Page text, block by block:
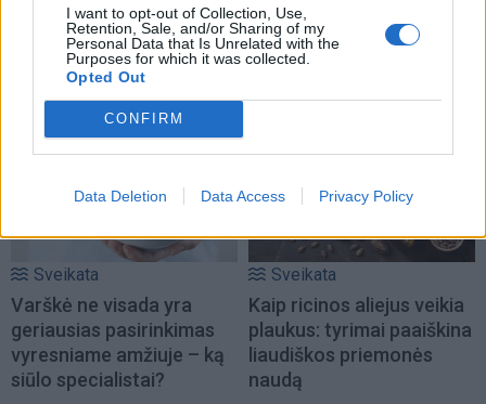
I want to opt-out of Collection, Use,
Retention, Sale, and/or Sharing of my
Personal Data that Is Unrelated with the
Purposes for which it was collected.
Opted Out
CONFIRM
Data Deletion Data Access Privacy Policy
Manote, kad pavargote?
Gali būti, kad jūsų
organizmui tiesiog
trūksta vandens
Patinusios kojos po
kelionės: dažna vasaros
problema, kuri kartais
Sveikata
Varškė ne visada yra
geriausias pasirinkimas
vyresniame amžiuje – ką
siūlo specialistai?
Sveikata
Kaip ricinos aliejus veikia
plaukus: tyrimai paaiškina
liaudiškos priemonės
naudą